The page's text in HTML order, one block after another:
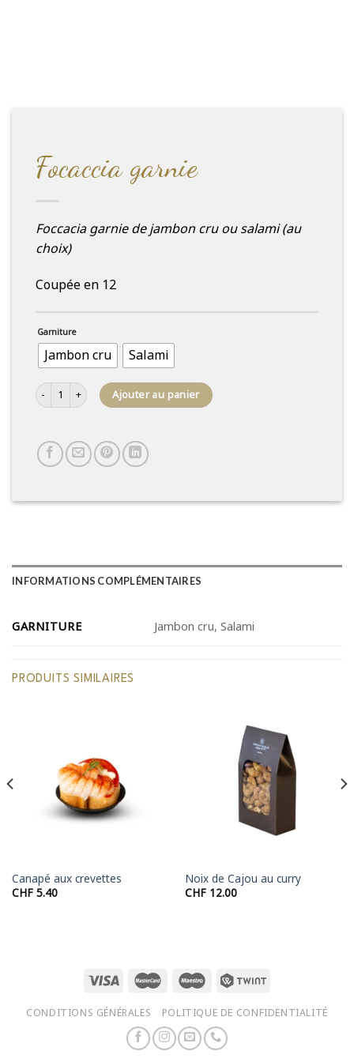
Focaccia garnie
Foccacia garnie de jambon cru ou salami (au
choix)
Coupée en 12
Garniture
Jambon cru Salami
quantité de Focaccia garnie
Ajouter au panier
INFORMATIONS COMPLÉMENTAIRES
GARNITURE Jambon cru, Salami
PRODUITS SIMILAIRES
Canapé aux crevettes
CHF5.40
Noix de Cajou au curry
CHF12.00
CONDITIONS GÉNÉRALES POLITIQUE DE CONFIDENTIALITÉ